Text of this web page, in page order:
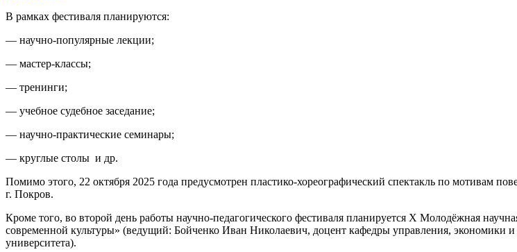
В рамках фестиваля планируются:
— научно-популярные лекции;
— мастер-классы;
— тренинги;
— учебное судебное заседание;
— научно-практические семинары;
— круглые столы и др.
Помимо этого, 22 октября 2025 года предусмотрен пластико-хореографический спектакль по мотивам
г. Покров.
Кроме того, во второй день работы научно-педагогического фестиваля планируется X Молодёжная
современной культуры» (ведущий: Бойченко Иван Николаевич, доцент кафедры управления, экономики и
университета).